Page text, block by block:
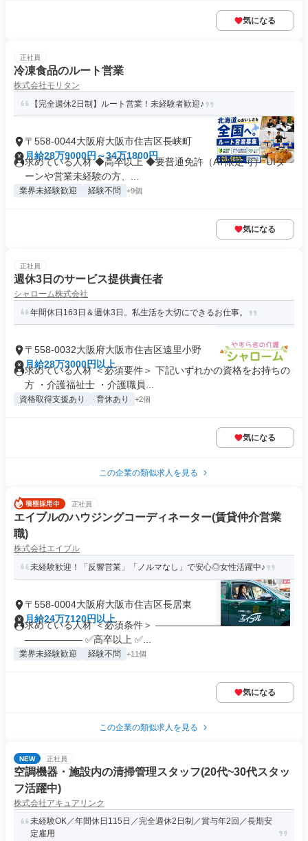
気になる
正社員
冷凍食品のルート営業
株式会社モリタン
【完全週休2日制】ルート営業！未経験者歓迎♪
〒558-0044大阪府大阪市住吉区長峡町
月給28万9000円～34万1800円
求めている人材 ◆高卒以上 ◆要普通免許（AT限定可） UIタ
ーンや営業未経験の方、...
業界未経験歓迎 経験不問 +9個
気になる
正社員
週休3日のサービス提供責任者
シャローム株式会社
年間休日163日＆週休3日。私生活を大切にできるお仕事。
〒558-0032大阪府大阪市住吉区遠里小野
月給28万3000円以上
求めている人材 ＜必須要件＞ 下記いずれかの資格をお持ちの
方 ・介護福祉士 ・介護職員...
資格取得支援あり 育休あり +2個
気になる
この企業の類似求人を見る
正社員
エイブルのハウジングコーディネーター(賃貸仲介営業
職)
株式会社エイブル
未経験歓迎！「反響営業」「ノルマなし」で安心◎女性活躍中♪
〒558-0004大阪府大阪市住吉区長居東
月給24万7120円以上
求めている人材 ＜必須条件＞ ――――――――――――――
―――――― ✅高卒以上 ✅...
業界未経験歓迎 経験不問 +11個
気になる
この企業の類似求人を見る
NEW 正社員
空調機器・施設内の清掃管理スタッフ(20代~30代スタッ
フ活躍中)
株式会社アキュアリンク
未経験OK／年間休日115日／完全週休2日制／賞与年2回／長期安
定雇用